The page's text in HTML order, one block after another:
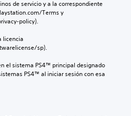
de servicio y a la correspondiente
Terms y
policy).
licencia
sp).
el sistema PS4™ principal designado
PS4™ al iniciar sesión con esa